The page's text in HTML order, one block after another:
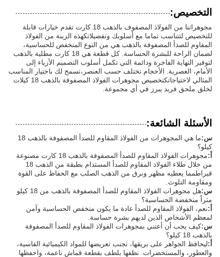
التخصيص:
مجوهراتنا من الفولاذ المصفوف بالذهب 18 كارت تقدم خيارات قابلة
للتخصيص لتتناسب تماما مع أسلوبك وتفضيلاتكهذه الزينة من الفولاذ
المقاوم للصدأ المصفوفة بالذهب هي من النوع المنخفض للحساسية،
لضمان الراحة للبشرة الحساسة. كل قطعة هي 18 كارت مطلية بالذهب
لتوفير النهاية الفاخرة ودائمة التي تكمل أسلوب التصميم الأزياء إلى
الأمام، العصرية. الأحجام تختلف حسب العنصر،تسمح لك باختيار المناسب
المثالي لاحتياجاتكتخصيص مجوهرات الفولاذ المصفوفة بالذهب 18 كيلات
لخلق ملحق فريد يبرز في أي مجموعة.
الأسئلة الشائعة:
س:
ما هي المجوهرات من الفولاذ المقاوم للصدأ المصفوفة بالذهب 18
كيلو؟
أ:
مجوهرات الفولاذ المقاوم للصدأ المصفوفة بالذهب 18 كارت مصنوعة
من خلال طلاء الفولاذ المقاوم للصدأ المستدام بطبقة من الذهب 18
قيراطمما يعطيه مظهر وبرق من الذهب الصلب مع الحفاظ على القوة
ومقاومة التلوث.
س:
هل مجوهرات الفولاذ المقاوم للصدأ المصفوفة بالذهب من 18 كيلو
متراً منخفضة الحساسية؟
أ:نعم، الفولاذ المقاوم للصدأ عادة ما يكون منخفض الحساسية وآمن
لمعظم الأشخاص الذين لديهم بشرة حساسة.
س:كيف يجب أن أعتني بمجوهرات الفولاذ المقاوم للصدأ المصفوفة
بالذهب 18 كيلو؟
أ:ليحافظ الجواهر على بريقها، تجنب تعريضها للمواد الكيميائية القاسية،
والعطور، والمستحضرات. نظفها بلطف بقطعة قماش ناعمة، واحفظها